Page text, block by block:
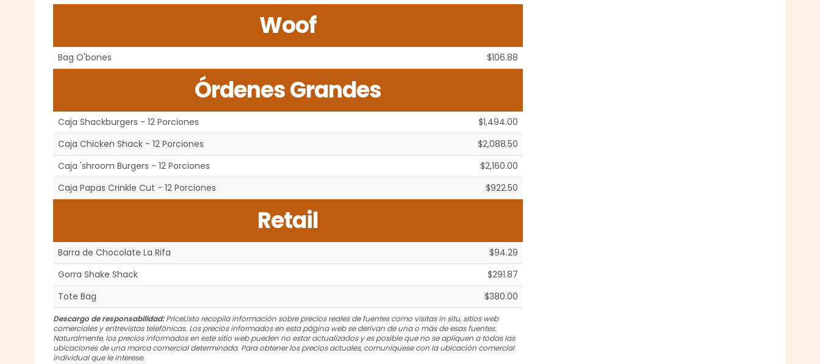
Woof
Bag O'bones $106.88
Órdenes Grandes
Caja Shackburgers - 12 Porciones
$1,494.00
Caja Chicken Shack - 12 Porciones
$2,088.50
Caja 'shroom Burgers - 12 Porciones
$2,160.00
Caja Papas Crinkle Cut - 12 Porciones
$922.50
Retail
Barra de Chocolate La Rifa
$94.29
Gorra Shake Shack
$291.87
Tote Bag
$380.00
Descargo de responsabilidad:PriceListo recopila información sobre precios reales de fuentes como visitas in situ, sitios web
comerciales y entrevistas telefónicas. Los precios informados en esta página web se derivan de una o más de esas fuentes.
Naturalmente, los precios informados en este sitio web pueden no estar actualizados y es posible que no se apliquen a todas las
ubicaciones de una marca comercial determinada. Para obtener los precios actuales, comuníquese con la ubicación comercial
individual que le interese.